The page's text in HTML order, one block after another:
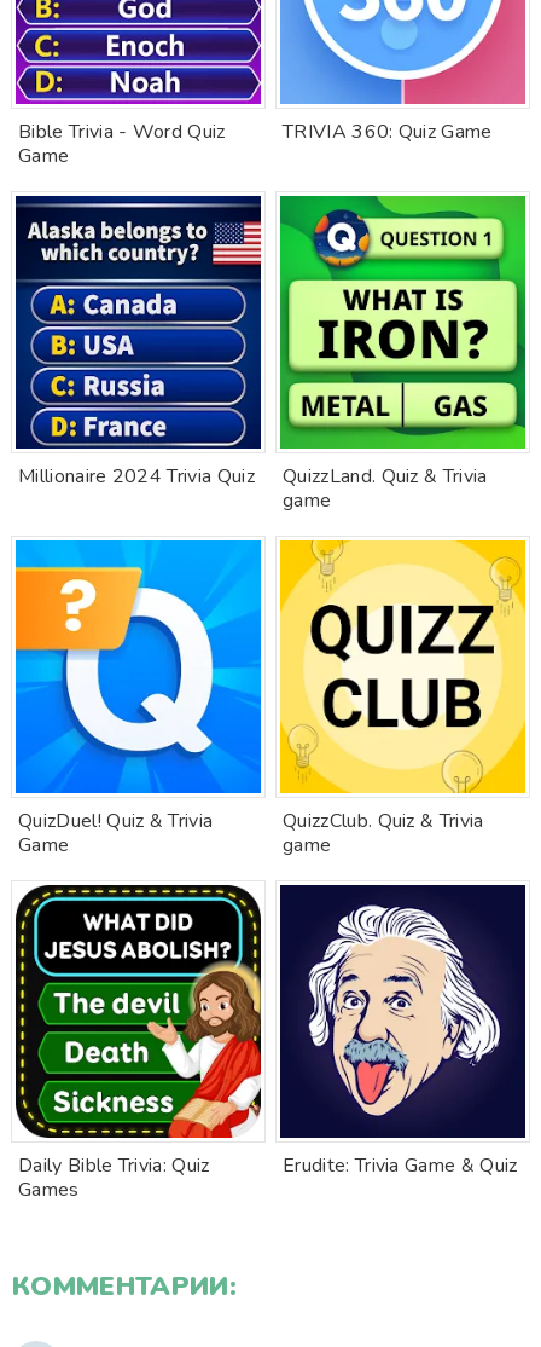
Bible Trivia - Word Quiz
Game
TRIVIA 360: Quiz Game
Millionaire 2024 Trivia Quiz
QuizzLand. Quiz & Trivia
game
QuizDuel! Quiz & Trivia
Game
QuizzClub. Quiz & Trivia
game
Daily Bible Trivia: Quiz
Games
Erudite: Trivia Game & Quiz
КОММЕНТАРИИ: